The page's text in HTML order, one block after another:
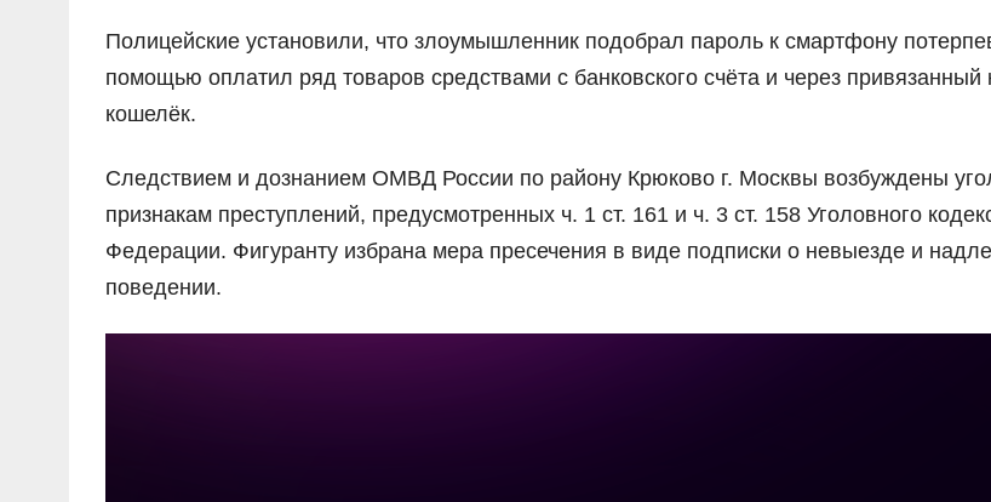
Полицейские установили, что злоумышленник подобрал пароль к смартфону
помощью оплатил ряд товаров средствами с банковского счёта и через привязанный
кошелёк.
Следствием и дознанием ОМВД России по району Крюково г. Москвы возбуждены
признакам преступлений, предусмотренных ч. 1 ст. 161 и ч. 3 ст. 158 Уголовного
Федерации. Фигуранту избрана мера пресечения в виде подписки о невыезде и
поведении.